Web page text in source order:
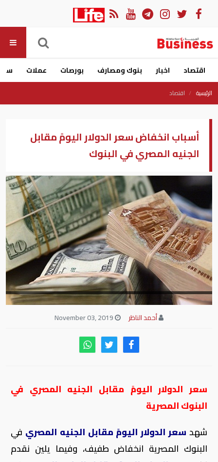
اقتصاد اخبار بنوك ومصارف بورصات عملات
الرئيسية اقتصاد
أسباب انخفاض سعر الدولار اليومً مقابل
الجنيه المصري في البنوك
أحمد الناظر
سعر الدولار اليومً مقابل الجنيه المصري في
البنوك المصرية
شهد سعر الدولار اليومً مقابل الجنيه المصري في
البنوك المصرية انخفاض طفيف، وفيما يلين نقدم